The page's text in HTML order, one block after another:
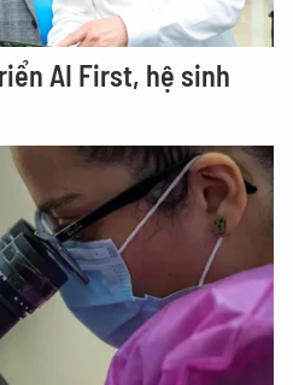
AI First, hệ sinh